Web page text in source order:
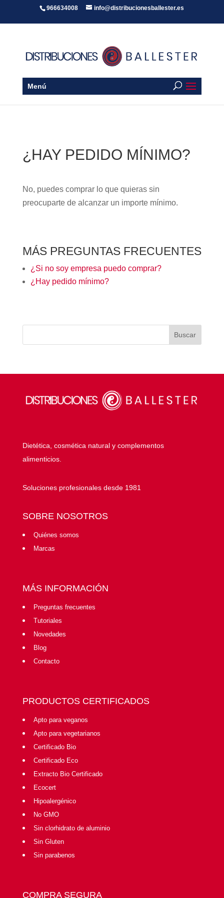
966634008 info@distribucionesballester.es
Menú
¿HAY PEDIDO MÍNIMO?
No, puedes comprar lo que quieras sin
preocuparte de alcanzar un importe mínimo.
MÁS PREGUNTAS FRECUENTES
¿Si no soy empresa puedo comprar?
¿Hay pedido mínimo?
Dietética, cosmética natural y complementos
alimenticios.
Soluciones profesionales desde 1981
SOBRE NOSOTROS
Quiénes somos
Marcas
MÁS INFORMACIÓN
Preguntas frecuentes
Tutoriales
Novedades
Blog
Contacto
PRODUCTOS CERTIFICADOS
Apto para veganos
Apto para vegetarianos
Certificado Bio
Certificado Eco
Extracto Bio Certificado
Ecocert
Hipoalergénico
No GMO
Sin clorhidrato de aluminio
Sin Gluten
Sin parabenos
COMPRA SEGURA